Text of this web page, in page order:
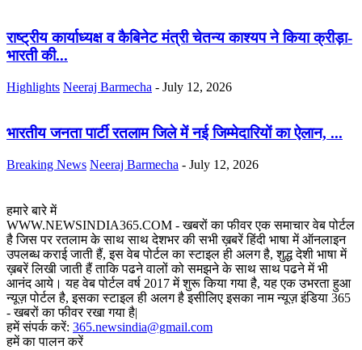
राष्ट्रीय कार्याध्यक्ष व कैबिनेट मंत्री चेतन्य काश्यप ने किया क्रीड़ा-
भारती की...
Highlights Neeraj Barmecha - July 12, 2026
भारतीय जनता पार्टी रतलाम जिले में नई जिम्मेदारियों का ऐलान, ...
Breaking News Neeraj Barmecha - July 12, 2026
हमारे बारे में
WWW.NEWSINDIA365.COM - खबरों का फीवर एक समाचार वेब पोर्टल
है जिस पर रतलाम के साथ साथ देशभर की सभी ख़बरें हिंदी भाषा में ऑनलाइन
उपलब्ध कराई जाती हैं, इस वेब पोर्टल का स्टाइल ही अलग है, शुद्ध देशी भाषा में
ख़बरें लिखी जाती हैं ताकि पढने वालों को समझने के साथ साथ पढने में भी
आनंद आये। यह वेब पोर्टल वर्ष 2017 में शुरू किया गया है, यह एक उभरता हुआ
न्यूज़ पोर्टल है, इसका स्टाइल ही अलग है इसीलिए इसका नाम न्यूज़ इंडिया 365
- खबरों का फीवर रखा गया है|
हमें संपर्क करें: 365.newsindia@gmail.com
हमें का पालन करें